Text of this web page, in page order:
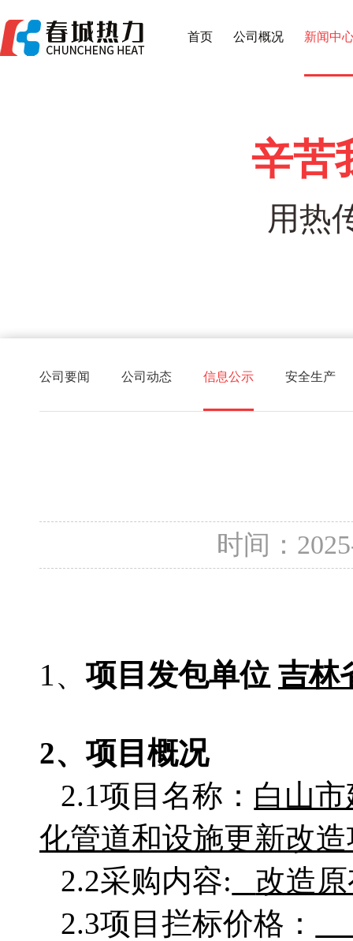
首页 公司概况 新闻中
辛苦
用热
公司要闻 公司动态 信息公示 安全生产
时间：
1、 项目发包单位 吉林
2、项目概况
2.1项目名称： 白山
化管道和设施更新改
2.2采购内容:
改造
2.3项目拦标价格：